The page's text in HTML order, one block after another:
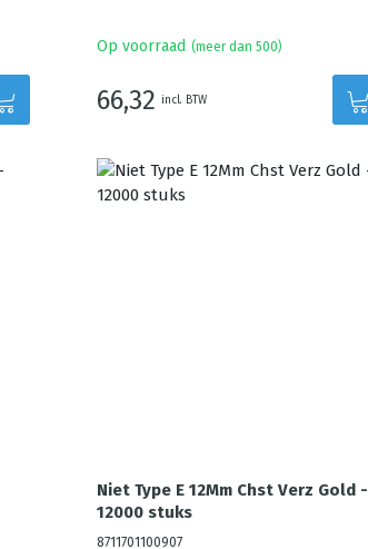
Op voorraad (meer dan 500)
66,32 incl. BTW
Niet Type E 12Mm Chst Verz Gold -
12000 stuks
8711701100907